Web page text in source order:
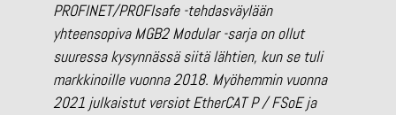
PROFINET/PROFIsafe -tehdasväylään
yhteensopiva MGB2 Modular -sarja on ollut
suuressa kysynnässä siitä lähtien, kun se tuli
markkinoille vuonna 2018. Myöhemmin vuonna
2021 julkaistut versiot EtherCAT P / FSoE ja